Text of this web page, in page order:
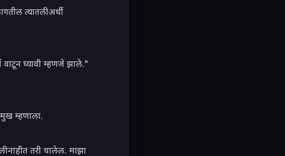
त्यातली अर्धी
घ्यावी म्हणजे झाले."
म्हणाला.
नाहीत तरी चालेल. माझा